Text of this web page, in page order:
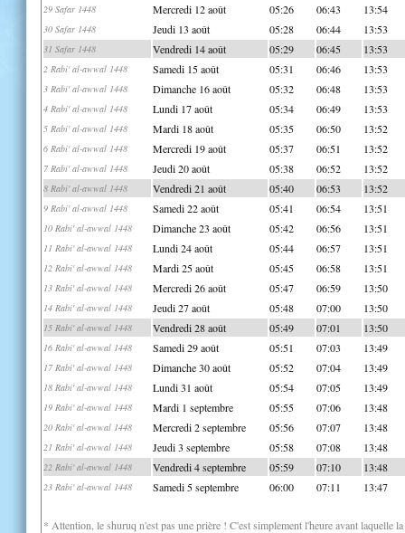
29 Safar 1448 Mercredi 12 août 05:26 06:43 13:54
30 Safar 1448 Jeudi 13 août 05:28 06:44 13:53
31 Safar 1448 Vendredi 14 août 05:29 06:45 13:53
2 Rabi' al-awwal 1448 Samedi 15 août 05:31 06:46 13:53
3 Rabi' al-awwal 1448 Dimanche 16 août 05:32 06:48 13:53
4 Rabi' al-awwal 1448 Lundi 17 août 05:34 06:49 13:53
5 Rabi' al-awwal 1448 Mardi 18 août 05:35 06:50 13:52
6 Rabi' al-awwal 1448 Mercredi 19 août 05:37 06:51 13:52
7 Rabi' al-awwal 1448 Jeudi 20 août 05:38 06:52 13:52
8 Rabi' al-awwal 1448 Vendredi 21 août 05:40 06:53 13:52
9 Rabi' al-awwal 1448 Samedi 22 août 05:41 06:54 13:51
10 Rabi' al-awwal 1448 Dimanche 23 août 05:42 06:56 13:51
11 Rabi' al-awwal 1448 Lundi 24 août 05:44 06:57 13:51
12 Rabi' al-awwal 1448 Mardi 25 août 05:45 06:58 13:51
13 Rabi' al-awwal 1448 Mercredi 26 août 05:47 06:59 13:50
14 Rabi' al-awwal 1448 Jeudi 27 août 05:48 07:00 13:50
15 Rabi' al-awwal 1448 Vendredi 28 août 05:49 07:01 13:50
16 Rabi' al-awwal 1448 Samedi 29 août 05:51 07:03 13:49
17 Rabi' al-awwal 1448 Dimanche 30 août 05:52 07:04 13:49
18 Rabi' al-awwal 1448 Lundi 31 août 05:54 07:05 13:49
19 Rabi' al-awwal 1448 Mardi 1 septembre 05:55 07:06 13:48
20 Rabi' al-awwal 1448 Mercredi 2 septembre 05:56 07:07 13:48
21 Rabi' al-awwal 1448 Jeudi 3 septembre 05:58 07:08 13:48
22 Rabi' al-awwal 1448 Vendredi 4 septembre 05:59 07:10 13:48
23 Rabi' al-awwal 1448 Samedi 5 septembre 06:00 07:11 13:47
* Attention, le shuruq n'est pas une prière ! C'est simplement l'heure avant laquelle